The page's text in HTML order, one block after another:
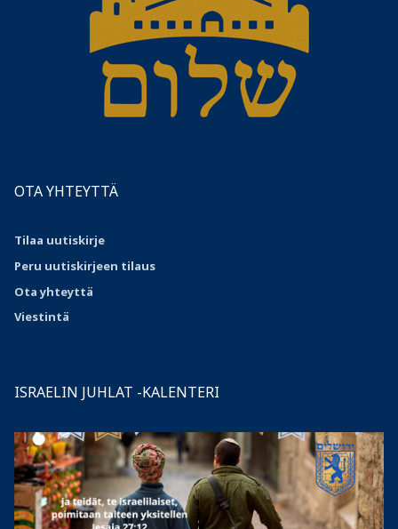
OTA YHTEYTTÄ
Tilaa uutiskirje
Peru uutiskirjeen tilaus
Otayhteyttä
Viestintä
ISRAELIN JUHLAT -KALENTERI